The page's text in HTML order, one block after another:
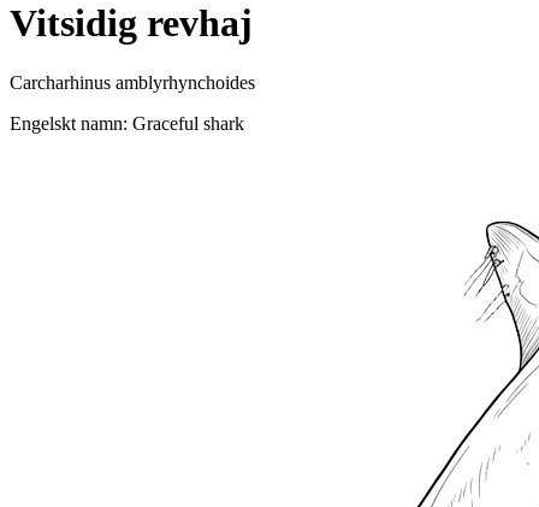
Vitsidig revhaj
Carcharhinus amblyrhynchoides
Engelskt namn: Graceful shark